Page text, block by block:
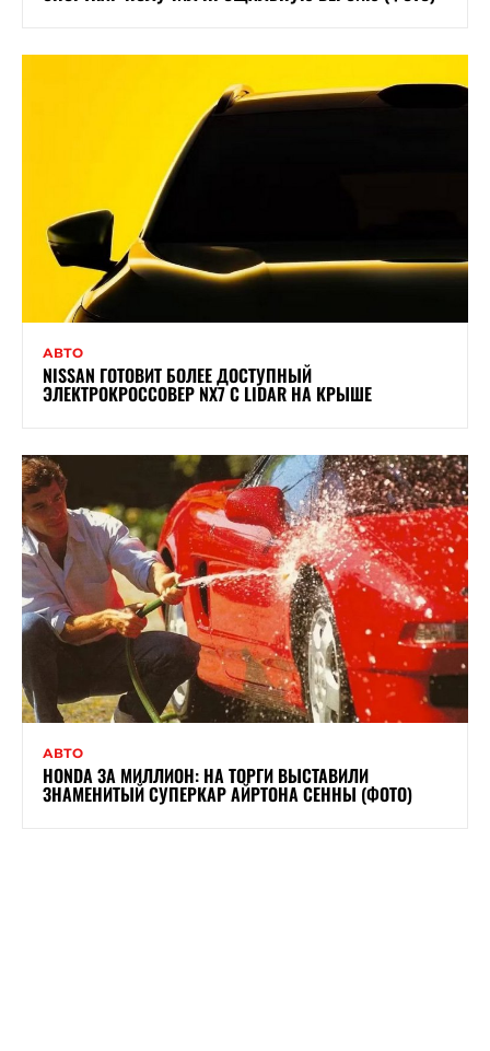
АВТО
NISSAN ГОТОВИТ БОЛЕЕ ДОСТУПНЫЙ
ЭЛЕКТРОКРОССОВЕР NX7 С LIDAR НА КРЫШЕ
АВТО
HONDA ЗА МИЛЛИОН: НА ТОРГИ ВЫСТАВИЛИ
ЗНАМЕНИТЫЙ СУПЕРКАР АЙРТОНА СЕННЫ (ФОТО)